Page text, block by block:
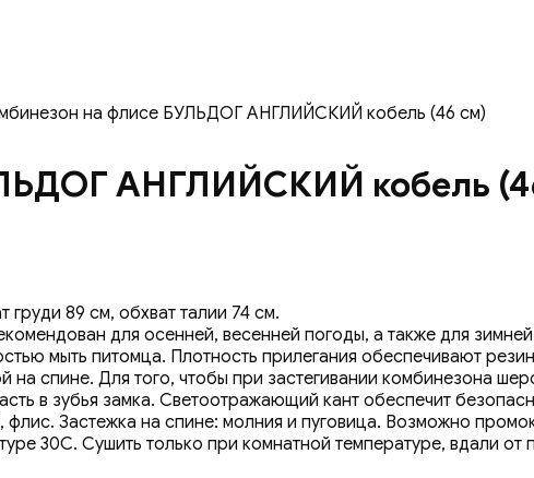
на флисе БУЛЬДОГ АНГЛИЙСКИЙ кобель (46 см)
АНГЛИЙСКИЙ кобель
89 см, обхват талии 74 см.
для осенней, весенней погоды, а также для
мыть питомца. Плотность прилегания обеспечивают
спине. Для того, чтобы при застегивании комбинезона
в зубья замка. Светоотражающий кант обеспечит
Застежка на спине: молния и пуговица. Возможно
30С. Сушить только при комнатной температуре, вдали от